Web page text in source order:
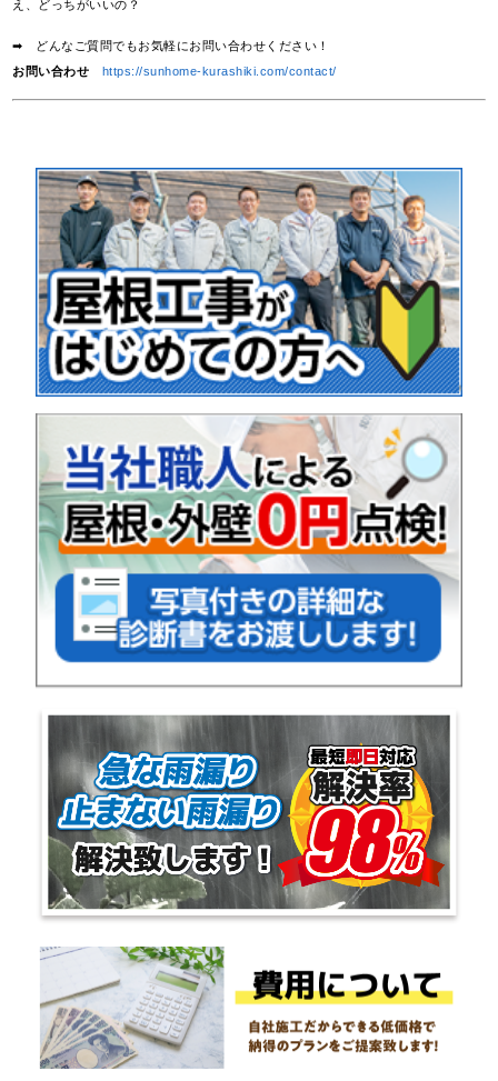
え、どっちがいいの？
➡ どんなご質問でもお気軽にお問い合わせください！
お問い合わせ
https://sunhome-kurashiki.com/contact/